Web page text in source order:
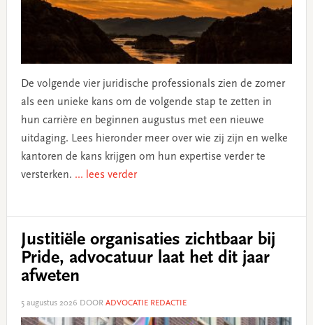
De volgende vier juridische professionals zien de zomer
als een unieke kans om de volgende stap te zetten in
hun carrière en beginnen augustus met een nieuwe
uitdaging. Lees hieronder meer over wie zij zijn en welke
kantoren de kans krijgen om hun expertise verder te
versterken. ... lees verder
Justitiële organisaties zichtbaar bij
Pride, advocatuur laat het dit jaar
afweten
5 augustus 2026 DOOR ADVOCATIE REDACTIE